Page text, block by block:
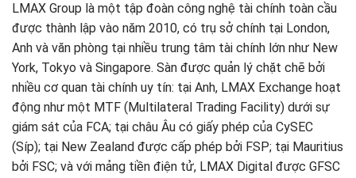
LMAX Group là một tập đoàn công nghệ tài chính toàn cầu
được thành lập vào năm 2010, có trụ sở chính tại London,
Anh và văn phòng tại nhiều trung tâm tài chính lớn như New
York, Tokyo và Singapore. Sàn được quản lý chặt chẽ bởi
nhiều cơ quan tài chính uy tín: tại Anh, LMAX Exchange hoạt
động như một MTF (Multilateral Trading Facility) dưới sự
giám sát của FCA; tại châu Âu có giấy phép của CySEC
(Síp); tại New Zealand được cấp phép bởi FSP; tại Mauritius
bởi FSC; và với mảng tiền điện tử, LMAX Digital được GFSC